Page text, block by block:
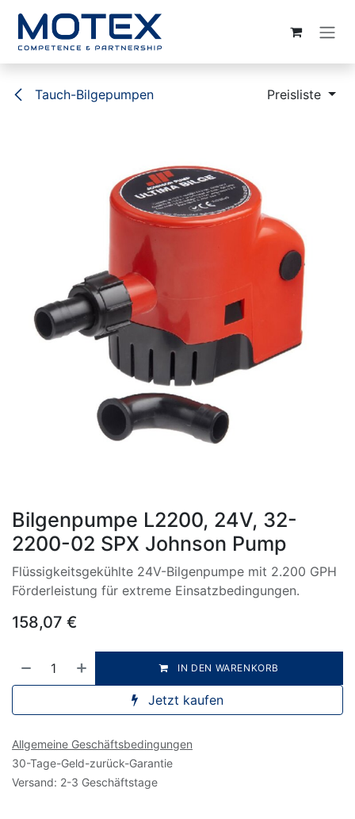
Tauch-Bilgepumpen Preisliste
Bilgenpumpe L2200, 24V, 32-
2200-02 SPX Johnson Pump
Flüssigkeitsgekühlte 24V-Bilgenpumpe mit 2.200 GPH
Förderleistung für extreme Einsatzbedingungen.
158,07 €
IN DEN WARENKORB
Jetzt kaufen
Allgemeine Geschäftsbedingungen
30-Tage-Geld-zurück-Garantie
Versand: 2-3 Geschäftstage